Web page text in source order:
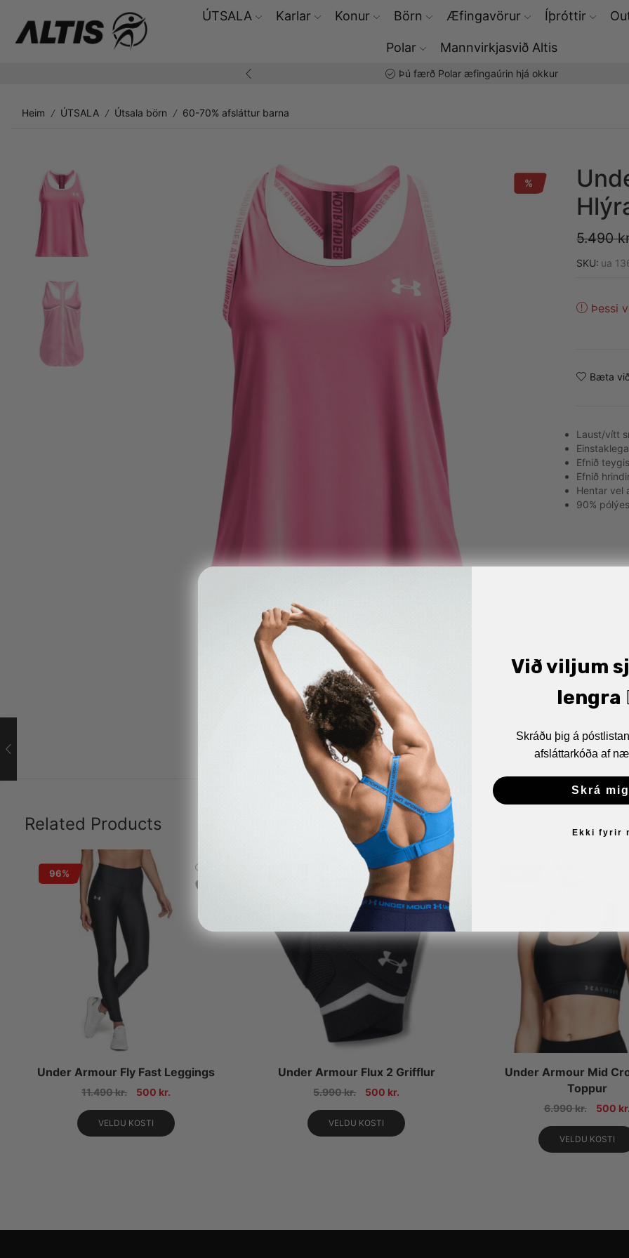
ÚTSALA Karlar Konur Börn Æfingavörur Íþróttir
Polar Mannvirkjasvið Altis
Þú færð Polar æfingaúrin hjá okkur
Heim / ÚTSALA / Útsala börn / 60-70% afsláttur barna
%
5.490
SKU: ua
Þessi
Bæta
Laust/vítt
Efnið
Efnið
Hentar vel
90%
Related Products
96%
Under Armour Fly Fast Leggings
11.490kr. 500 kr.
VELDU KOSTI
Under Armour Flux 2 Grifflur
5.990kr. 500 kr.
VELDU KOSTI
Under Armour Mid
Toppur
6.990kr. 500 kr.
VELDU KOSTI
Við viljum
lengra
Skráðu þig á
afsláttarkóða af
Skrá
Ekki fyrir